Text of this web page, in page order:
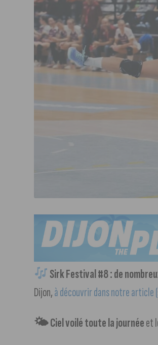
Sirk Festival #8 : de
Dijon,à découvrir dans notre article
🌤 Ciel voilé toute la journéeet